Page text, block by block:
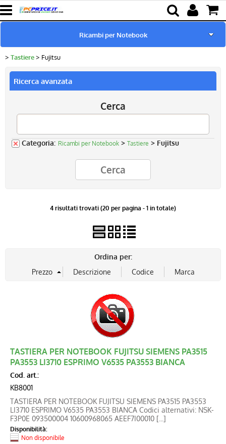
Batterie & Alimentatori
Ricambi per Notebook
Componenti
Lampade proiettori
Tastiere Fujitsu
Ricerca avanzata
Cerca
Categoria: Ricambi per Notebook > Tastiere > Fujitsu
4 risultati trovati (20 per pagina - 1 in totale)
Ordina per:
TASTIERA PER NOTEBOOK FUJITSU SIEMENS PA3515
PA3553 LI3710 ESPRIMO V6535 PA3553 BIANCA
Cod. art.:
KB8001
TASTIERA PER NOTEBOOK FUJITSU SIEMENS PA3515 PA3553
LI3710 ESPRIMO V6535 PA3553 BIANCA Codici alternativi: NSK-
F3P0E 093500004 10600968065 AEEF7I00010 [...]
Disponibilità:
Non disponibile